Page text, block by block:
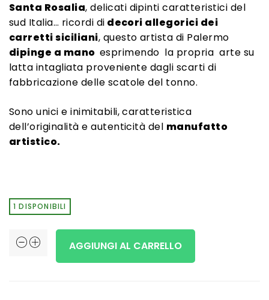
Santa Rosalia, delicati dipinti caratteristici del
sud Italia… ricordi di decori allegorici dei
carretti siciliani, questo artista di Palermo
dipinge a mano esprimendo la propria arte su
latta intagliata proveniente dagli scarti di
fabbricazione delle scatole del tonno.
Sono unici e inimitabili, caratteristica
dell’originalità e autenticità del manufatto
artistico.
1 DISPONIBILI
Santa
Rosalia
AGGIUNGI AL CARRELLO